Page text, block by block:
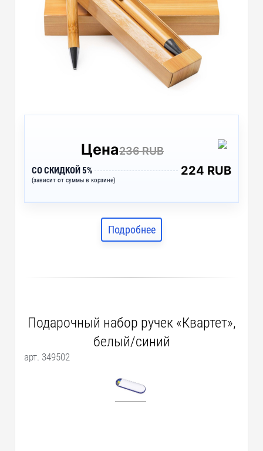
Цена236 RUB
СО СКИДКОЙ 5%
(зависит от суммы в корзине)
224 RUB
Подробнее
Подарочный набор ручек «Квартет»,
белый/синий
арт. 349502